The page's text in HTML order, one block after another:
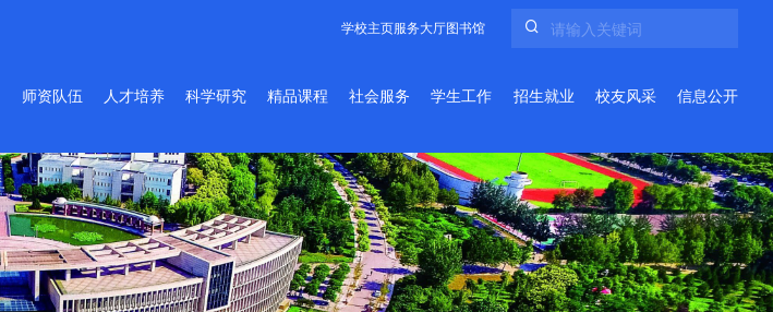
学校主页服务大厅图书馆
师资队伍 人才培养 科学研究 精品课程 社会服务 学生工作 招生就业 校友风采 信息公开